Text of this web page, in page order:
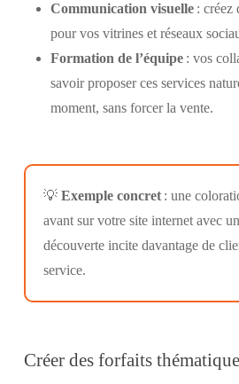
Communication visuelle: créez
pour vos vitrines et réseaux
Formation de l’équipe: vos
savoir proposer ces services
moment, sans forcer la vente.
💡Exemple concret : une
avant sur votre site internet avec
découverte incite davantage de
service.
Créer des forfaits